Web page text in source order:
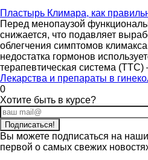
Пластырь Климара, как
Перед менопаузой
снижается, что подавляет
облегчения симптомов
недостатка гормонов
терапевтическая система (ТТС)
Лекарства и препараты в
0
Хотите быть в курсе?
Вы можете подписаться на
первой о самых свежих